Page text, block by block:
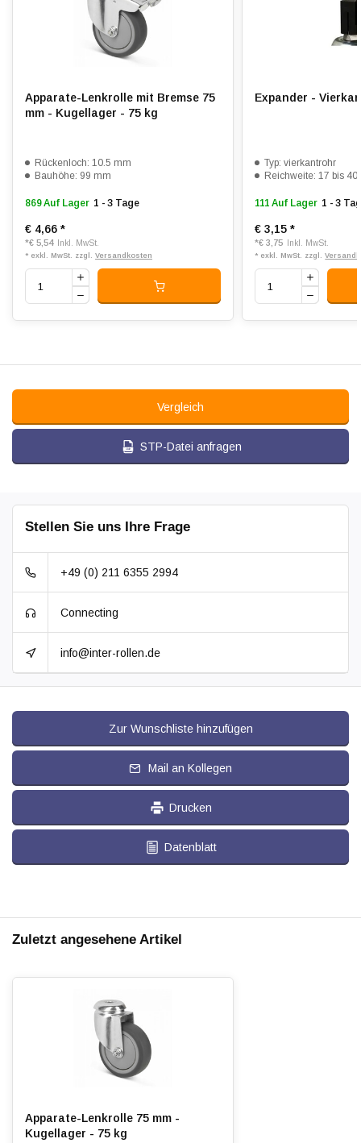
Rollwiderstand:
Temperatur:
Apparate-Lenkrolle mit Bremse 75
mm - Kugellager - 75 kg
Rückenloch: 10.5 mm
Bauhöhe: 99 mm
869 Auf Lager 1 - 3 Tage
€ 4,66 *
*€ 5,54 Inkl. MwSt.
* exkl. MwSt. zzgl. Versandkosten
Expander -
Typ: vierkantrohr
Reichweite: 17 bis
111 Auf Lager 1 - 3
€ 3,15*
*€ 3,75 Inkl. MwSt.
* exkl. MwSt. zzgl.
Vergleich
STP-Datei anfragen
Stellen Sie uns Ihre Frage
+49 (0) 211 6355 2994
Connecting
info@inter-rollen.de
Zur Wunschliste hinzufügen
Mail an Kollegen
Drucken
Datenblatt
Zuletzt angesehene Artikel
Apparate-Lenkrolle 75 mm -
Kugellager - 75 kg